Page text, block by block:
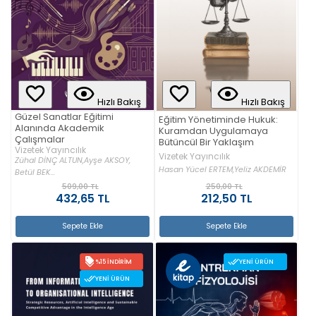
Hızlı Bakış
Güzel Sanatlar Eğitimi
Alanında Akademik
Çalışmalar
Vizetek Yayıncılık
Zühal DİNÇ ALTUN,Ayşe AKSOY,
Betül BEK...
509,00 TL
432,65 TL
Sepete Ekle
Hızlı Bakış
Eğitim Yönetiminde Hukuk:
Kuramdan Uygulamaya
Bütüncül Bir Yaklaşım
Vizetek Yayıncılık
Hasan Yücel ERTEM,Yeliz AKDEMİR
250,00 TL
212,50 TL
Sepete Ekle
%15 İNDIRIM
YENI ÜRÜN
YENI ÜRÜN